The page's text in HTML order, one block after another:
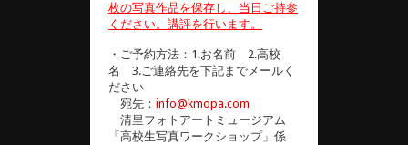
枚の写真作品を保存し、当日ご持参
ください。講評を行います。
・ご予約方法：1.お名前 2.高校
名 3.ご連絡先を下記までメールく
ださい
宛先： info@kmopa.com
清里フォトアートミュージアム
「高校生写真ワークショップ」係